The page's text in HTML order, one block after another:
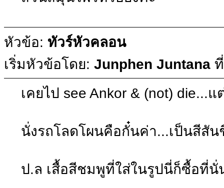
หัวข้อ: ทัวร์หัวคลอน
เริ่มหัวข้อโดย: Junphen Juntana
เคยไป see Ankor & (not) die...
นั่งรถโลดโผนคือกั๋นค่า...เป็นสีสั
ป.ล เสื้อสีชมพูที่ใส่ในรูปนี่ก็ซื้อที่นั่